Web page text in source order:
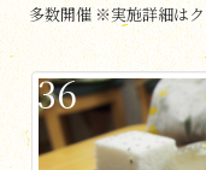
多数開催 ※実施詳細は
36